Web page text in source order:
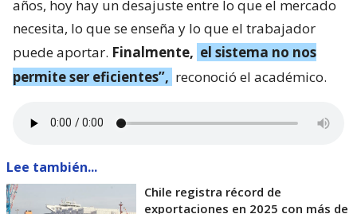
años, hoy hay un desajuste entre lo que el mercado
necesita, lo que se enseña y lo que el trabajador
puede aportar. Finalmente, el sistema no nos
permite ser eficientes”, reconoció el académico.
Lee también...
Chile registra récord de
exportaciones en 2025 con más de